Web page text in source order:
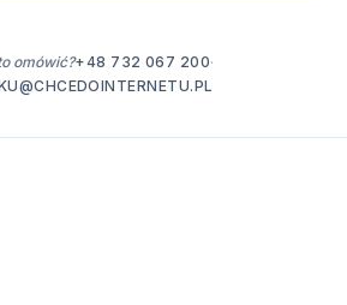
omówić?+48 732 067 200·